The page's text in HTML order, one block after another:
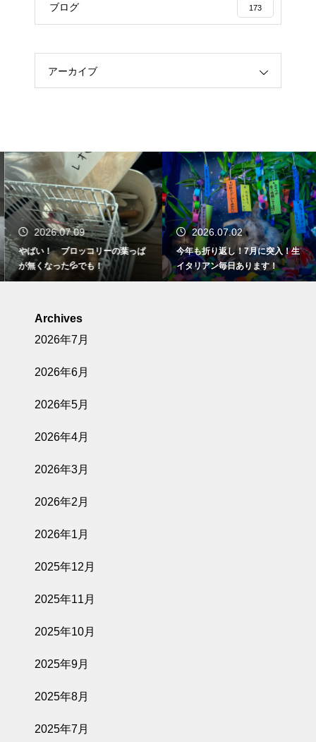
ブログ 173
アーカイブ
2026.07.09
やばい！ ブロッコリーの葉っぱ
が無くなった💦でも！
2026.07.02
今年も折り返し！7月に突入！生
イタリアン毎日あります！
Archives
2026年7月
2026年6月
2026年5月
2026年4月
2026年3月
2026年2月
2026年1月
2025年12月
2025年11月
2025年10月
2025年9月
2025年8月
2025年7月